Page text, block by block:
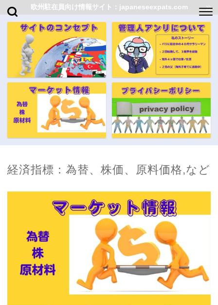
欧州駐在員向け情報サイト：japaneseexpats.com
経済指標：為替、株価、原料価格,など